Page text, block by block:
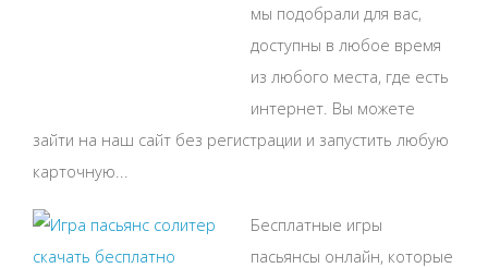
мы подобрали для вас,
доступны в любое время
из любого места, где есть
интернет. Вы можете
зайти на наш сайт без регистрации и запустить любую
карточную...
Бесплатные игры
пасьянсы онлайн, которые